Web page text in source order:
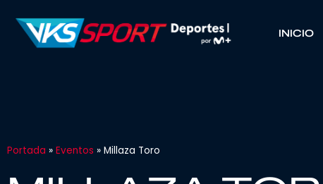
INICIO
Portada » Eventos » Millaza Toro